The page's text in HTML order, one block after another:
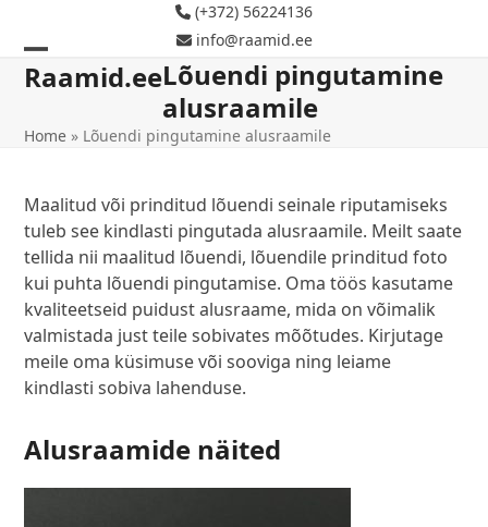
content
(+372) 56224136
info@raamid.ee
Raamid.ee
Open
menu
Close
menu
Lõuendi pingutamine
alusraamile
Home » Lõuendi pingutamine alusraamile
Maalitud või prinditud lõuendi seinale riputamiseks
tuleb see kindlasti pingutada alusraamile. Meilt saate
tellida nii maalitud lõuendi, lõuendile prinditud foto
kui puhta lõuendi pingutamise. Oma töös kasutame
kvaliteetseid puidust alusraame, mida on võimalik
valmistada just teile sobivates mõõtudes. Kirjutage
meile oma küsimuse või sooviga ning leiame
kindlasti sobiva lahenduse.
Alusraamide näited